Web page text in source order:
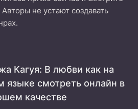
не устают создавать
Кагуя: В любви как на
языке смотреть онлайн в
качестве